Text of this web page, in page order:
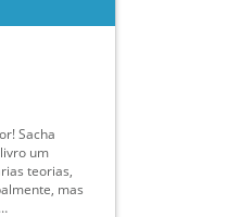
Sacha
um
teorias,
mas